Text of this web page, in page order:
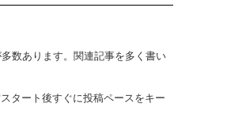
数あります。関連記事を多く書い
タート後すぐに投稿ペースをキー